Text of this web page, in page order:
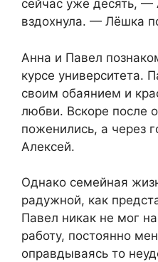
сейчас уже десять,
вздохнула. — Лёшка
Анна и Павел
курсе университета.
своим обаянием и
любви. Вскоре после
поженились, а через
Алексей.
Однако семейная
радужной, как
Павел никак не мог
работу, постоянно
оправдываясь то